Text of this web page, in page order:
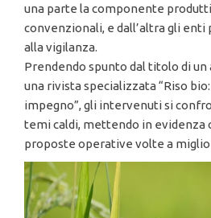
una parte la componente
convenzionali, e dall’altra gli
alla vigilanza.
Prendendo spunto dal titolo di
una rivista specializzata “Riso
impegno”, gli intervenuti si
temi caldi, mettendo in evidenza
proposte operative volte a